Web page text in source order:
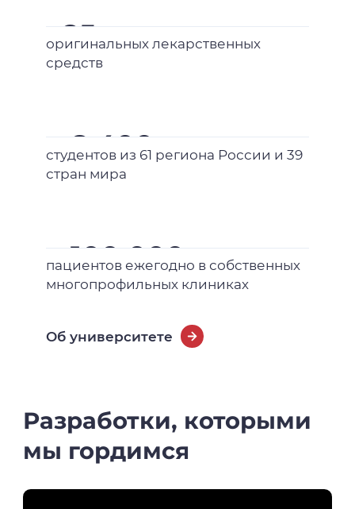
>25
оригинальных лекарственных
средств
> 8 400
студентов из 61 региона России и 39
стран мира
> 100 000
пациентов ежегодно в собственных
многопрофильных клиниках
Об университете
Разработки, которыми
мы гордимся